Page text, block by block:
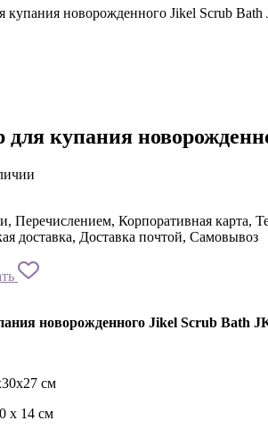
купания новорожденного Jikel Scrub
для купания
Перечислением, Корпоративная карта,
доставка, Доставка почтой, Самовывоз
новорожденного Jikel Scrub Bath
см
x 14 см